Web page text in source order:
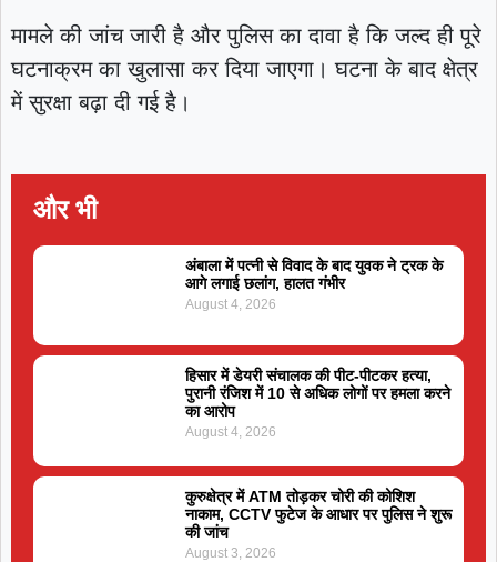
मामले की जांच जारी है और पुलिस का दावा है कि जल्द ही पूरे
घटनाक्रम का खुलासा कर दिया जाएगा। घटना के बाद क्षेत्र
में सुरक्षा बढ़ा दी गई है।
और भी
अंबाला में पत्नी से विवाद के बाद युवक ने ट्रक के
आगे लगाई छलांग, हालत गंभीर
August 4, 2026
हिसार में डेयरी संचालक की पीट-पीटकर हत्या,
पुरानी रंजिश में 10 से अधिक लोगों पर हमला करने
का आरोप
August 4, 2026
कुरुक्षेत्र में ATM तोड़कर चोरी की कोशिश
नाकाम, CCTV फुटेज के आधार पर पुलिस ने शुरू
की जांच
August 3, 2026